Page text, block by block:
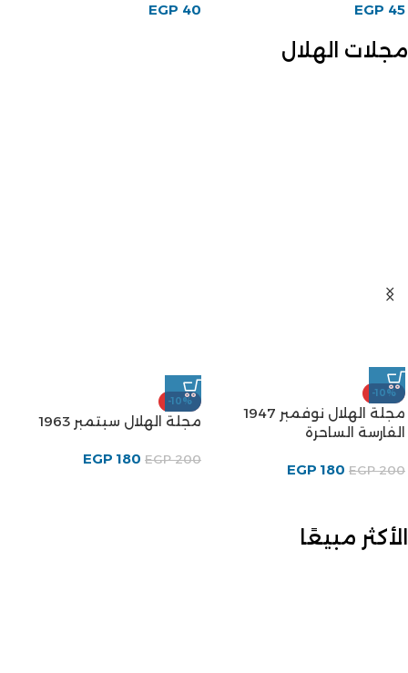
EGP 45
EGP 40
مجلات الهلال
-10%
مجلة الهلال نوفمبر 1947
الفارسة الساحرة
EGP200
EGP 180
-10%
مجلة الهلال سبتمبر 1963
EGP200
EGP 180
الأكثر مبيعًا